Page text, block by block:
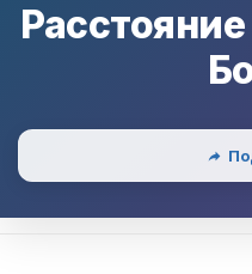
Расстояние